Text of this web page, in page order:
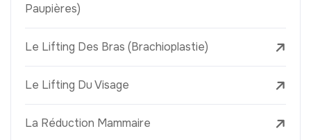
Paupières)
Le Lifting Des Bras (Brachioplastie)
Le Lifting Du Visage
La Réduction Mammaire